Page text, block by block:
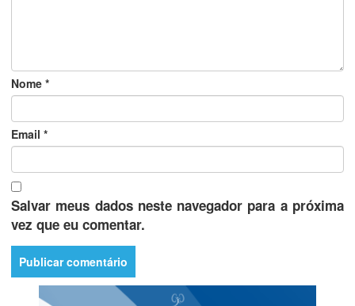
Nome *
Email *
Salvar meus dados neste navegador para a próxima
vez que eu comentar.